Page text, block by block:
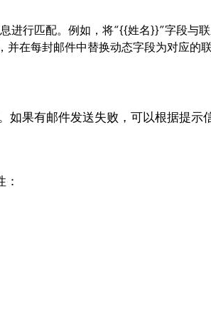
行匹配。例如，将“{{姓名}}”字段与联
在每封邮件中替换动态字段为对应的联
果有邮件发送失败，可以根据提示